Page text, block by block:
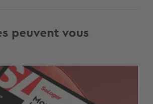
peuvent vous